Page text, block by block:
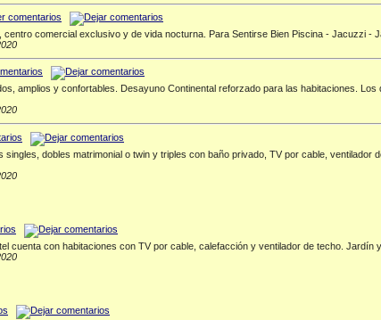
centro comercial exclusivo y de vida nocturna. Para Sentirse Bien Piscina - Jacuzzi -
amplios y confortables. Desayuno Continental reforzado para las habitaciones.
singles, dobles matrimonial o twin y triples con baño privado, TV por cable,
cuenta con habitaciones con TV por cable, calefacción y ventilador de techo. Jardín y